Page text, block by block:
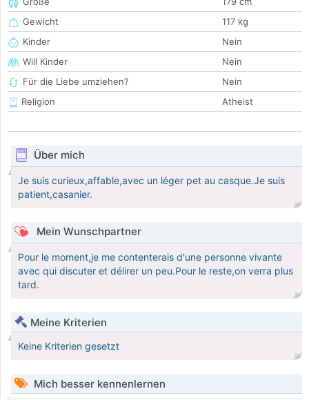
Gewicht
117 kg
Kinder
Nein
Will Kinder
Nein
Für die Liebe umziehen?
Nein
Religion
Atheist
Über mich
Je suis curieux,affable,avec un léger pet au casque.Je suis
patient,casanier.
Mein Wunschpartner
Pour le moment,je me contenterais d'une personne vivante
avec qui discuter et délirer un peu.Pour le reste,on verra plus
tard.
Meine Kriterien
Keine Kriterien gesetzt
Mich besser kennenlernen